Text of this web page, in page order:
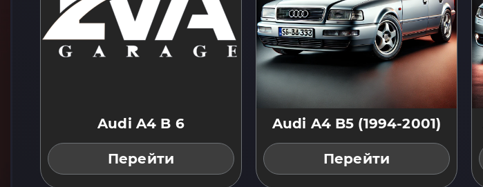
Audi A4 B 6
Перейти
Audi A4 B5 (1994-2001)
Перейти